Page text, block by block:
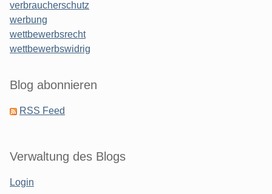
verbraucherschutz
werbung
wettbewerbsrecht
wettbewerbswidrig
Blog abonnieren
RSS Feed
Verwaltung des Blogs
Login